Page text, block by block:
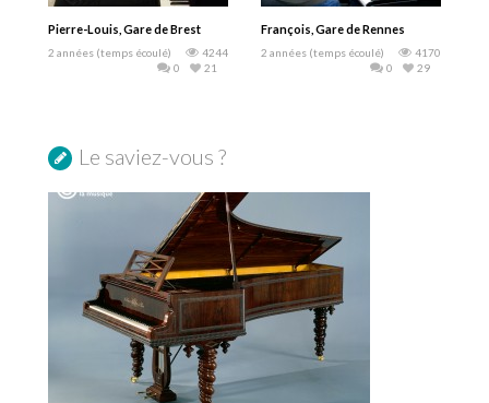
Pierre-Louis, Gare de Brest
2 années (temps écoulé)
4244
21
0
François, Gare de Rennes
2 années (temps écoulé)
4170
29
0
Le saviez-vous ?